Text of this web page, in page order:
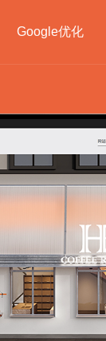
Google优化